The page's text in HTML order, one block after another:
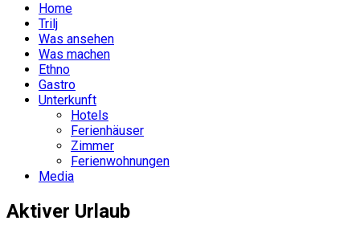
Home
Trilj
Was ansehen
Was machen
Ethno
Gastro
Unterkunft
Hotels
Ferienhäuser
Zimmer
Ferienwohnungen
Media
Aktiver Urlaub